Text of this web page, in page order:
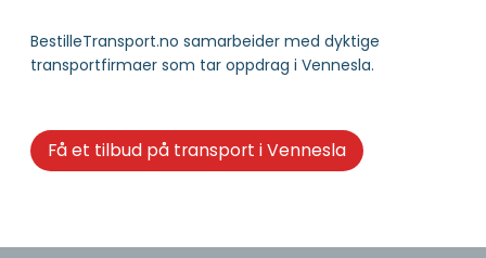
BestilleTransport.no samarbeider med dyktige
transportfirmaer som tar oppdrag i Vennesla.
Få et tilbud på transport i Vennesla